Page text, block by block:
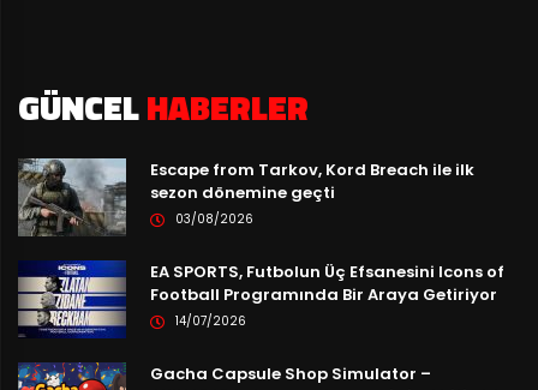
GÜNCELHABERLER
Escape from Tarkov, Kord Breach ile ilk
sezon dönemine geçti
03/08/2026
EA SPORTS, Futbolun Üç Efsanesini Icons of
Football Programında Bir Araya Getiriyor
14/07/2026
Gacha Capsule Shop Simulator –